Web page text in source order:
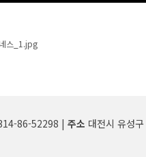
86-52298 | 주소 대전시 유성구